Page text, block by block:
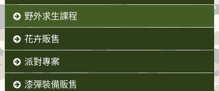
野外求生課程
花卉販售
派對專案
漆彈裝備販售